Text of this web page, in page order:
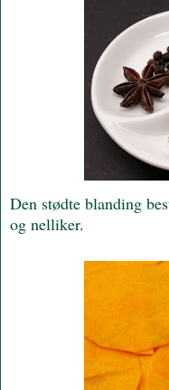
Den stødte blanding
og nelliker.